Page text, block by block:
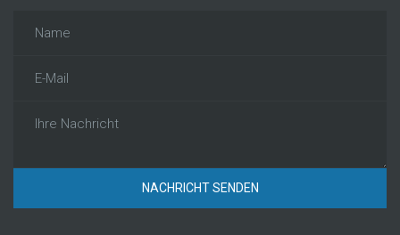
NACHRICHT SENDEN